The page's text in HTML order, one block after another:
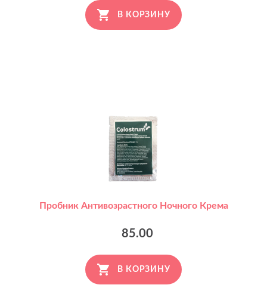
В КОРЗИНУ
Пробник Антивозрастного Ночного Крема
85.00
В КОРЗИНУ